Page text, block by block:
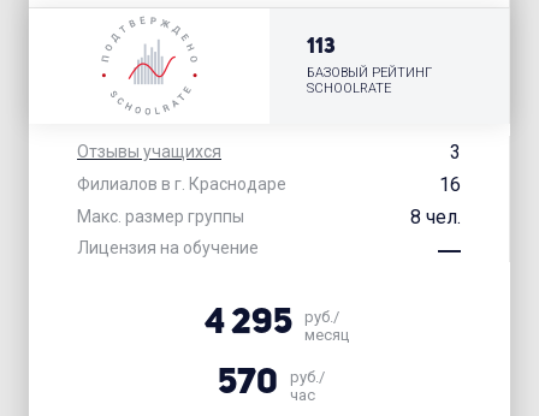
Отзывы учащихся 3
Филиалов в г. Краснодаре 16
Макс. размер группы 8 чел.
Лицензия на обучение
113
БАЗОВЫЙ РЕЙТИНГ
SCHOOLRATE
4 295
руб./
месяц
570
руб./
час